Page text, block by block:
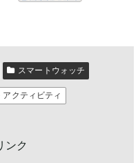
スマートウォッチ
アクティビティ
ンク